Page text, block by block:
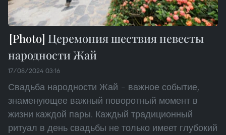
Церемония шествия невесты
народности Жай
17/08/2024 03:16
Свадьба народности Жай – важное событие,
знаменующее важный поворотный момент в
жизни каждой пары. Каждый традиционный
ритуал в день свадьбы не только имеет глубокий